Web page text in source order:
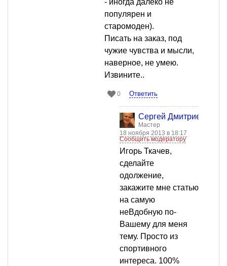
- иногда далеко не
популярен и
старомоден).
Писать на заказ, под
чужие чувства и мысли,
наверное, не умею.
Извините..
0 Ответить
Сергей Дмитриев
Мастер
18 ноября 2013 в 18:17
Сообщить модератору
Игорь Ткачев,
сделайте
одолжение,
закажите мне статью
на самую
неВдобную по-
Вашему для меня
тему. Просто из
спортивного
интереса. 100%